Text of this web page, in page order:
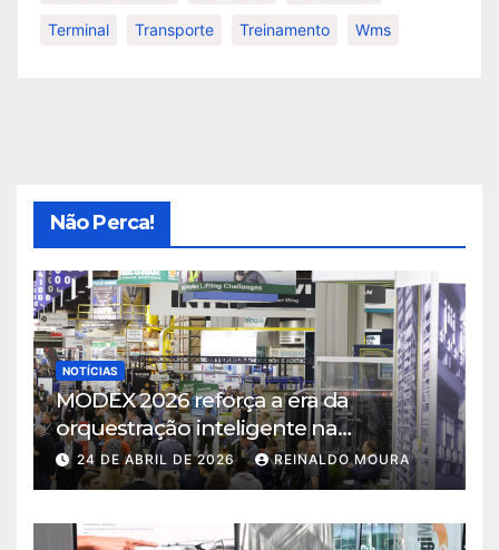
Terminal Transporte Treinamento Wms
Não Perca!
NOTÍCIAS
MODEX 2026 reforça a era da
orquestração inteligente na
intralogística
24 DE ABRIL DE 2026 REINALDO MOURA